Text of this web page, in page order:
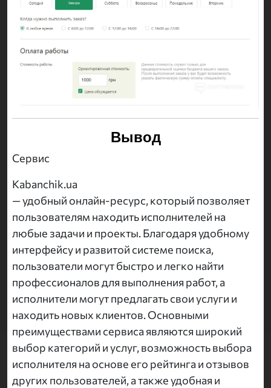
Вывод
Сервис
Kabanchik.ua
— удобный онлайн-ресурс, который позволяет
пользователям находить исполнителей на
любые задачи и проекты. Благодаря удобному
интерфейсу и развитой системе поиска,
пользователи могут быстро и легко найти
профессионалов для выполнения работ, а
исполнители могут предлагать свои услуги и
находить новых клиентов. Основными
преимуществами сервиса являются широкий
выбор категорий и услуг, возможность выбора
исполнителя на основе его рейтинга и отзывов
других пользователей, а также удобная и